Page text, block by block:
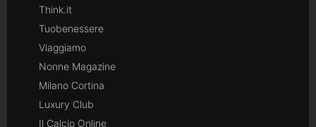
Think.it
Tuobenessere
Viaggiamo
Nonne Magazine
Milano Cortina
Luxury Club
Il Calcio Online